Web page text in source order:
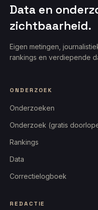
Data en
zichtbaarheid.
Eigen metingen,
rankings en verdiepende
ONDERZOEK
Onderzoeken
Onderzoek (gratis
Rankings
Data
Correctielogboek
REDACTIE